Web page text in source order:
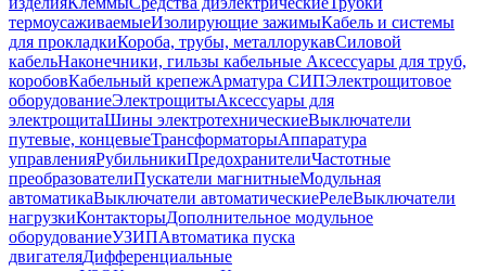
термоусаживаемыеИзолирующие зажимыКабель и системы
для прокладкиКороба, трубы, металлорукавСиловой
кабельНаконечники, гильзы кабельные Аксессуары для труб,
коробовКабельный крепежАрматура СИПЭлектрощитовое
оборудованиеЭлектрощитыАксессуары для
электрощитаШины электротехническиеВыключатели
путевые, концевыеТрансформаторыАппаратура
управленияРубильникиПредохранителиЧастотные
преобразователиПускатели магнитныеМодульная
автоматикаВыключатели автоматическиеРелеВыключатели
нагрузкиКонтакторыДополнительное модульное
оборудованиеУЗИПАвтоматика пуска
двигателяДифференциальные